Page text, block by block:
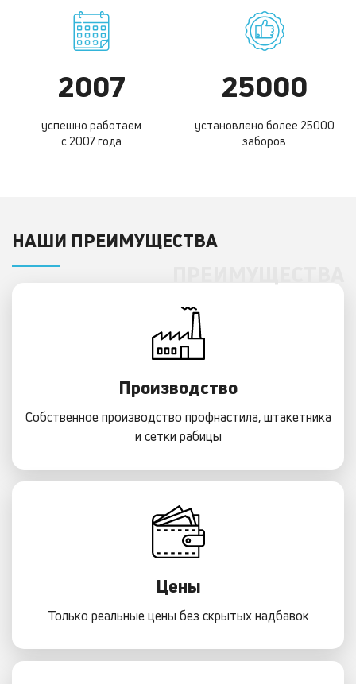
2007
успешно работаем
с 2007 года
25000
установлено более 25000
заборов
НАШИ ПРЕИМУЩЕСТВА
Производство
Собственное производство профнастила, штакетника
и сетки рабицы
Цены
Только реальные цены без скрытых надбавок